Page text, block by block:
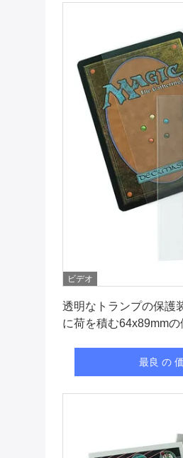
ビデオ
透明なトランプの保護
に荷を積む64x89mm
最良 の